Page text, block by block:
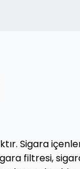
Sigara
filtresi,